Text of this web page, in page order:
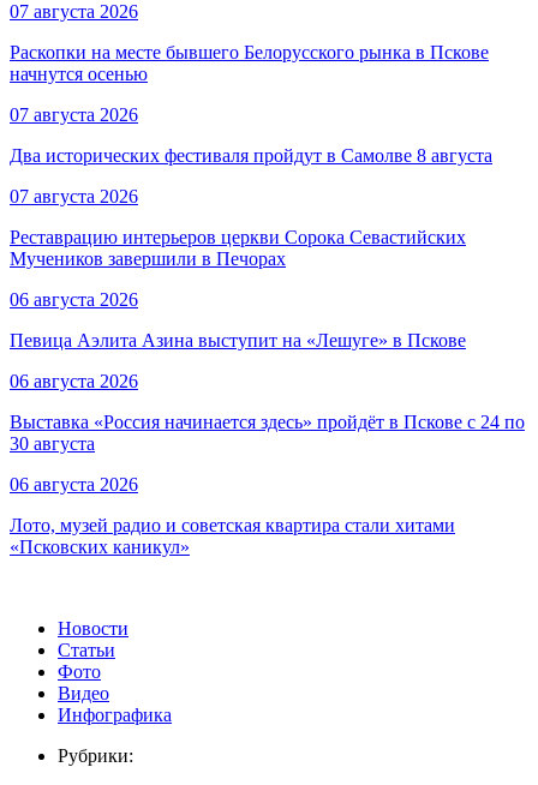
07 августа 2026
Раскопки на месте бывшего Белорусского рынка в Пскове
начнутся осенью
07 августа 2026
Два исторических фестиваля пройдут в Самолве 8 августа
07 августа 2026
Реставрацию интерьеров церкви Сорока Севастийских
Мучеников завершили в Печорах
06 августа 2026
Певица Аэлита Азина выступит на «Лешуге» в Пскове
06 августа 2026
Выставка «Россия начинается здесь» пройдёт в Пскове с 24 по
30 августа
06 августа 2026
Лото, музей радио и советская квартира стали хитами
«Псковских каникул»
Новости
Статьи
Фото
Видео
Инфографика
Рубрики: